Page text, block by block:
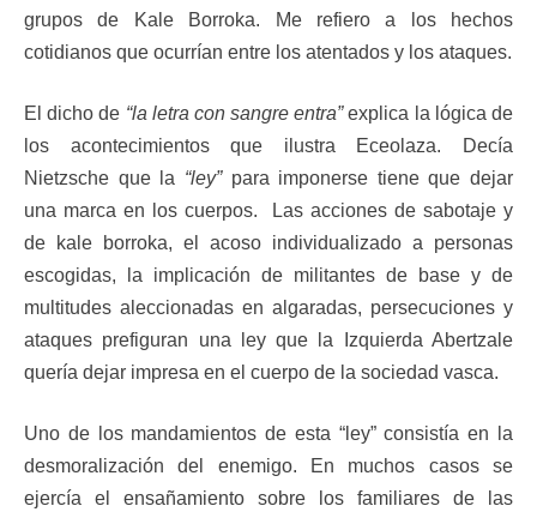
grupos de Kale Borroka. Me refiero a los hechos
cotidianos que ocurrían entre los atentados y los ataques.
El dicho de “la letra con sangre entra”explica la lógica de
los acontecimientos que ilustra Eceolaza. Decía
Nietzsche que la “ley”para imponerse tiene que dejar
una marca en los cuerpos. Las acciones de sabotaje y
de kale borroka, el acoso individualizado a personas
escogidas, la implicación de militantes de base y de
multitudes aleccionadas en algaradas, persecuciones y
ataques prefiguran una ley que la Izquierda Abertzale
quería dejar impresa en el cuerpo de la sociedad vasca.
Uno de los mandamientos de esta “ley” consistía en la
desmoralización del enemigo. En muchos casos se
ejercía el ensañamiento sobre los familiares de las